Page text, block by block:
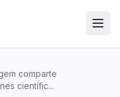
comparte
científic...